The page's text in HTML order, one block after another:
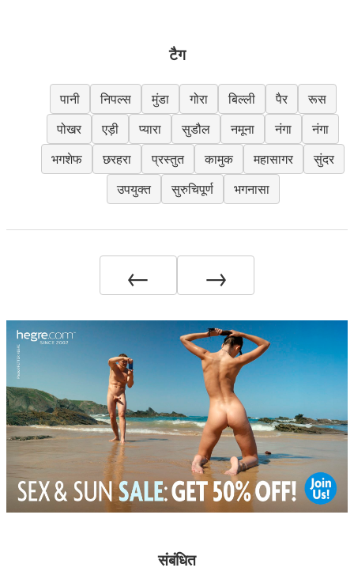
टैग
पानी निपल्स मुंडा गोरा बिल्ली पैर
रूस
पोखर
एड़ी प्यारा सुडौल नमूना नंगा
नंगा
भगशेफ
छरहरा प्रस्तुत कामुक महासागर
सुंदर
उपयुक्त
सुरुचिपूर्ण भगनासा
← →
संबंधित